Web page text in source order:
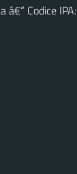
â€“ Codice IPA: